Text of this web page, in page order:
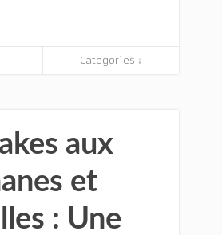
Categories ↓
aux
et
: Une